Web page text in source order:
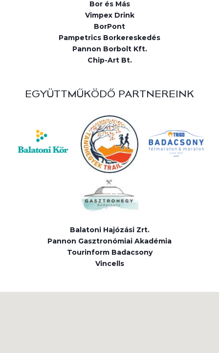
Bor és Más
Vimpex Drink
BorPont
Pampetrics Borkereskedés
Pannon Borbolt Kft.
Chip-Art Bt.
EGYÜTTMŰKÖDŐ PARTNEREINK
Balatoni Hajózási Zrt.
Pannon Gasztronómiai Akadémia
Tourinform Badacsony
Vincells